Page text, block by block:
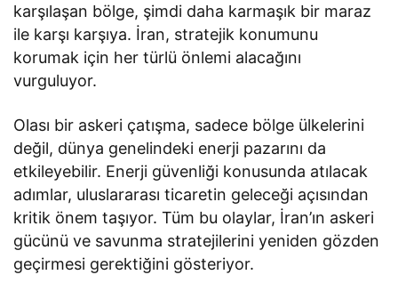
karşılaşan bölge, şimdi daha karmaşık bir maraz
ile karşı karşıya. İran, stratejik konumunu
korumak için her türlü önlemi alacağını
vurguluyor.
Olası bir askeri çatışma, sadece bölge ülkelerini
değil, dünya genelindeki enerji pazarını da
etkileyebilir. Enerji güvenliği konusunda atılacak
adımlar, uluslararası ticaretin geleceği açısından
kritik önem taşıyor. Tüm bu olaylar, İran’ın askeri
gücünü ve savunma stratejilerini yeniden gözden
geçirmesi gerektiğini gösteriyor.